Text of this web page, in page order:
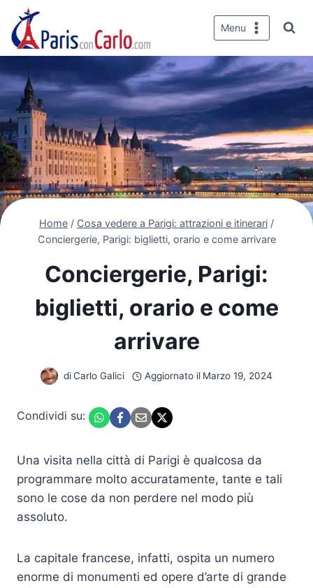
Salta
contenuto
Menu
Home / Cosa vedere a Parigi: attrazioni e itinerari /
Conciergerie, Parigi: biglietti, orario e come arrivare
Conciergerie, Parigi:
biglietti, orario e come
arrivare
di Carlo Galici Aggiornato il Marzo 19, 2024
Condividi su:
Una visita nella città di Parigi è qualcosa da
programmare molto accuratamente, tante e tali
sono le cose da non perdere nel modo più
assoluto.
La capitale francese, infatti, ospita un numero
enorme di monumenti ed opere d’arte di grande